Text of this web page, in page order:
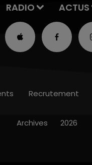
RADIO ACTUS
Recrutement
Archives 2026